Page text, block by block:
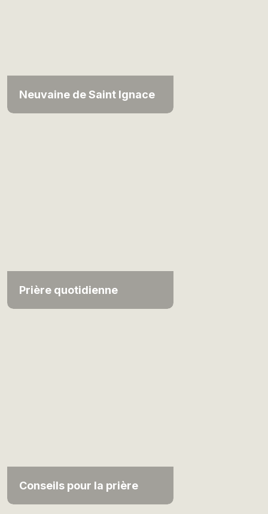
Neuvaine de Saint Ignace
Prière quotidienne
Conseils pour la prière